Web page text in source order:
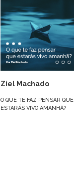
Ziel Machado
O QUE TE FAZ PENSAR QUE
ESTARÁS VIVO AMANHÃ?